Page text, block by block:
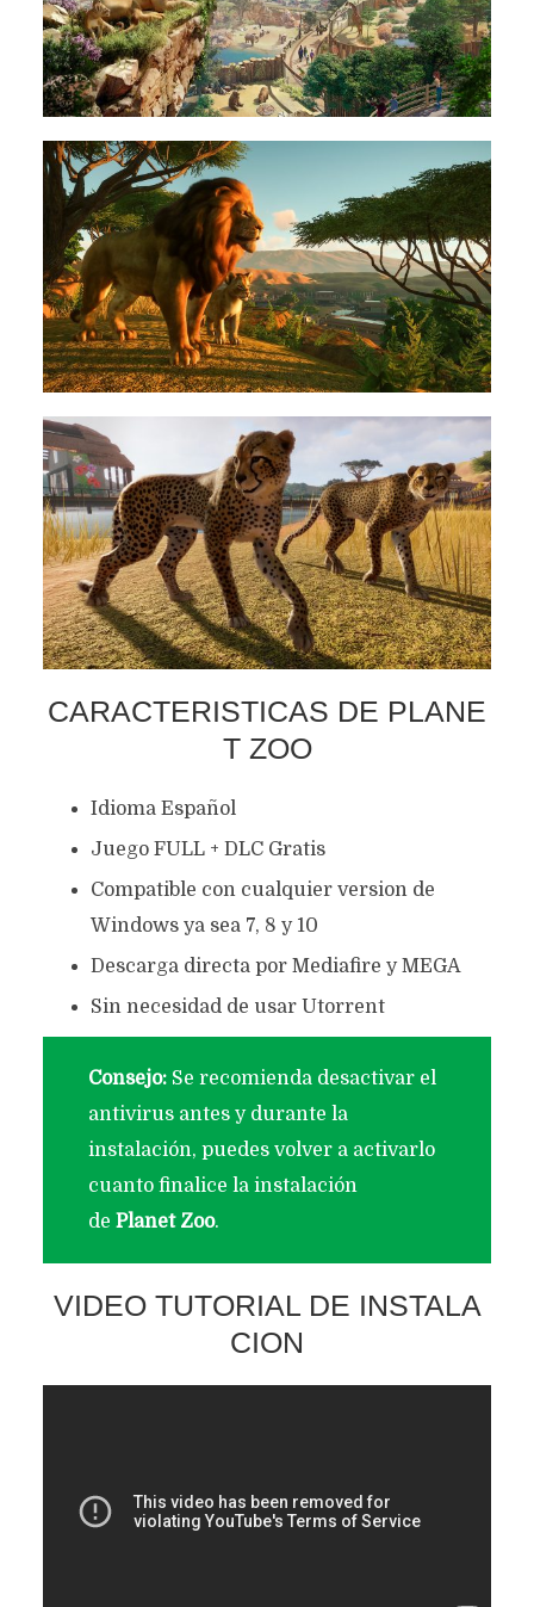
CARACTERISTICAS DE PLANE
T ZOO
Idioma Español
Juego FULL + DLC Gratis
Compatible con cualquier version de
Windows ya sea 7, 8 y 10
Descarga directa por Mediafire y MEGA
Sin necesidad de usar Utorrent
Consejo:Se recomienda desactivar el
antivirus antes y durante la
instalación, puedes volver a activarlo
cuanto finalice la instalación
de Planet Zoo.
VIDEO TUTORIAL DE INSTALA
CION